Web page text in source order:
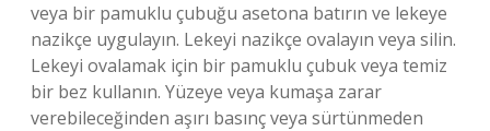
veya bir pamuklu çubuğu asetona batırın ve lekeye
nazikçe uygulayın. Lekeyi nazikçe ovalayın veya silin.
Lekeyi ovalamak için bir pamuklu çubuk veya temiz
bir bez kullanın. Yüzeye veya kumaşa zarar
verebileceğinden aşırı basınç veya sürtünmeden